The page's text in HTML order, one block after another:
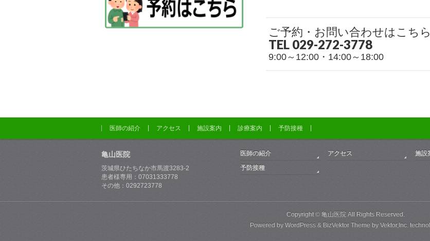
ご予約・お問い合わせはこち
TEL 029-272-3778
9:00～12:00・14:00～18:00
医師の紹介 アクセス 施設案内 診療案内 予防接種
亀山医院
茨城県ひたちなか市馬渡3283-2
患者様専用：07031333778
その他：0292723778
医師の紹介 アクセス 施設
予防接種
Copyright © 亀山医院 All Rights Reserved.
Powered by WordPress& BizVektor Theme by Vektor,Inc.